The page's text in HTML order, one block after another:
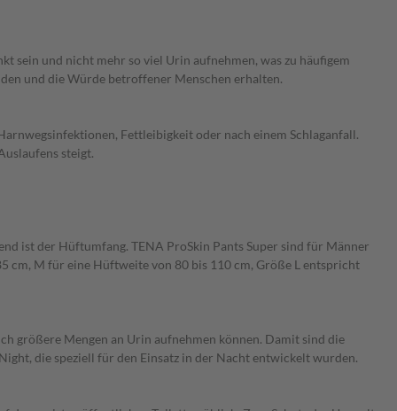
sein und nicht mehr so viel Urin aufnehmen, was zu häufigem
und die Würde betroffener Menschen erhalten.
Fettleibigkeit oder nach einem Schlaganfall.
steigt.
ist der Hüftumfang. TENA ProSkin Pants Super sind für Männer
cm, M für eine Hüftweite von 80 bis 110 cm, Größe L entspricht
größere Mengen an Urin aufnehmen können. Damit sind die
die speziell für den Einsatz in der Nacht entwickelt wurden.